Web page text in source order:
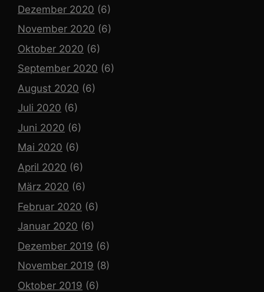
Dezember 2020 (6)
November 2020 (6)
Oktober 2020 (6)
September 2020 (6)
August 2020 (6)
Juli 2020 (6)
Juni 2020 (6)
Mai 2020 (6)
April 2020 (6)
März 2020 (6)
Februar 2020 (6)
Januar 2020 (6)
Dezember 2019 (6)
November 2019 (8)
Oktober 2019 (6)